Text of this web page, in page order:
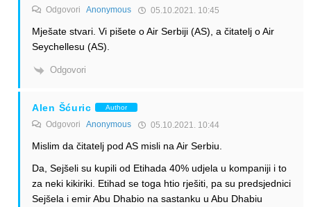
Odgovori Anonymous 05.10.2021. 10:45
Mješate stvari. Vi pišete o Air Serbiji (AS), a čitatelj o Air
Seychellesu (AS).
Odgovori
Alen Šćuric Author
Odgovori Anonymous 05.10.2021. 10:44
Mislim da čitatelj pod AS misli na Air Serbiu.
Da, Sejšeli su kupili od Etihada 40% udjela u kompaniji i to
za neki kikiriki. Etihad se toga htio rješiti, pa su predsjednici
Sejšela i emir Abu Dhabio na sastanku u Abu Dhabiu